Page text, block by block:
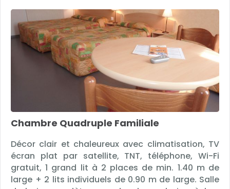
Chambre Quadruple Familiale
Décor clair et chaleureux avec climatisation, TV
écran plat par satellite, TNT, téléphone, Wi-Fi
gratuit, 1 grand lit à 2 places de min. 1.40 m de
large + 2 lits individuels de 0.90 m de large. Salle